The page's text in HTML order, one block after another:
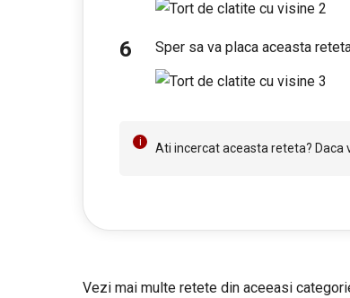
Sper sa va placa aceasta
Ati incercat aceasta reteta? Daca
Vezi mai multe retete din aceeasi